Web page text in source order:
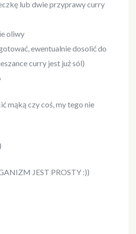
lub dwie przyprawy curry
oliwy
ewentualnie dosolić do
curry jest już sól)
mąką czy coś, my tego nie
JEST PROSTY :))